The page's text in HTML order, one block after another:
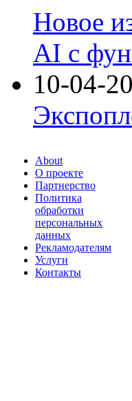
Новое
AI с
10-04-
About
О проекте
Партнерство
Политика
обработки
персональных
данных
Рекламодателям
Услуги
Контакты